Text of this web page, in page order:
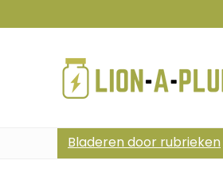
Bladeren door rubrieken